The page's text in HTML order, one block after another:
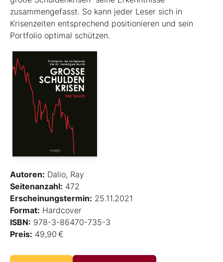
zusammengefasst. So kann jeder Leser sich in
Krisenzeiten entsprechend positionieren und sein
Portfolio optimal schützen.
Autoren: Dalio, Ray
Seitenanzahl: 472
Erscheinungstermin: 25.11.2021
Format: Hardcover
ISBN: 978-3-86470-735-3
Preis: 49,90 €